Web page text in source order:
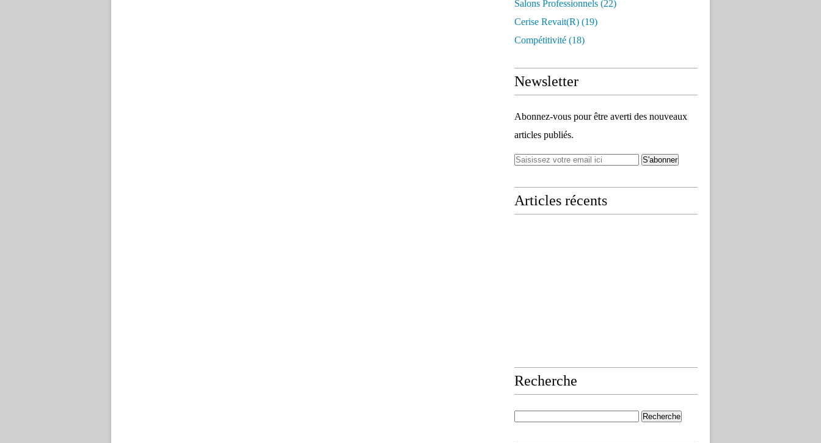
Salons Professionnels (22)
Cerise Revait(r) (19)
Compétitivité (18)
Newsletter
Abonnez-vous pour être averti des nouveaux
articles publiés.
Articles récents
Recherche